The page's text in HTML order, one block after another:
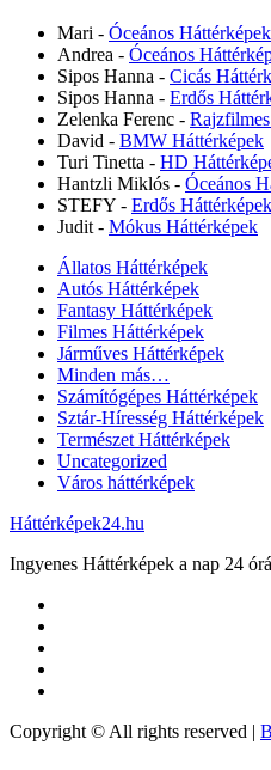
Mari - Óceános Háttérképek
Andrea - Óceános
Sipos Hanna - Cicás
Sipos Hanna - Erdős
Zelenka Ferenc -
David - BMW Háttérképek
Turi Tinetta - HD
Hantzli Miklós - Óceános
STEFY - Erdős Háttérképek
Judit - Mókus Háttérképek
Állatos Háttérképek
Autós Háttérképek
Fantasy Háttérképek
Filmes Háttérképek
Járműves Háttérképek
Minden más…
Számítógépes Háttérképek
Sztár-Híresség Háttérképek
Természet Háttérképek
Uncategorized
Város háttérképek
Háttérképek24.hu
Ingyenes Háttérképek a nap 24
Copyright © All rights reserved |